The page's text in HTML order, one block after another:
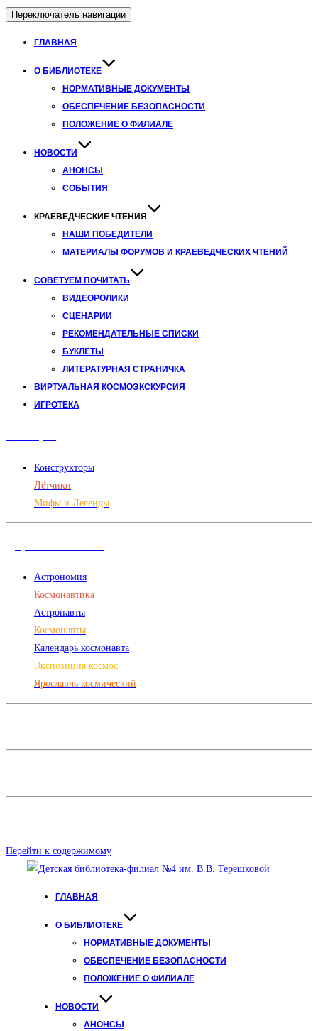
Переключатель навигации
ГЛАВНАЯ
О БИБЛИОТЕКЕ
НОРМАТИВНЫЕ ДОКУМЕНТЫ
ОБЕСПЕЧЕНИЕ БЕЗОПАСНОСТИ
ПОЛОЖЕНИЕ О ФИЛИАЛЕ
НОВОСТИ
АНОНСЫ
СОБЫТИЯ
КРАЕВЕДЧЕСКИЕ ЧТЕНИЯ
НАШИ ПОБЕДИТЕЛИ
МАТЕРИАЛЫ ФОРУМОВ И КРАЕВЕДЧЕСКИХ ЧТЕНИЙ
СОВЕТУЕМ ПОЧИТАТЬ
ВИДЕОРОЛИКИ
СЦЕНАРИИ
РЕКОМЕНДАТЕЛЬНЫЕ СПИСКИ
БУКЛЕТЫ
ЛИТЕРАТУРНАЯ СТРАНИЧКА
ВИРТУАЛЬНАЯ КОСМОЭКСКУРСИЯ
ИГРОТЕКА
Конструкторы
Лётчики
Мифы и Легенды
Астрономия
Космонавтика
Астронавты
Космонавты
Календарь космонавта
Экспозиция космос
Ярославль космический
Перейти к содержимому
ГЛАВНАЯ
О БИБЛИОТЕКЕ
НОРМАТИВНЫЕ ДОКУМЕНТЫ
ОБЕСПЕЧЕНИЕ БЕЗОПАСНОСТИ
ПОЛОЖЕНИЕ О ФИЛИАЛЕ
НОВОСТИ
АНОНСЫ